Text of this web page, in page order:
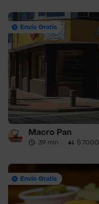
Envío Gratis
Macro Pan
39 min · $ 7000
Envío Gratis